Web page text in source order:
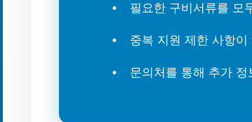
필요한 구비서류를 모
중복 지원 제한 사항이
문의처를 통해 추가 정